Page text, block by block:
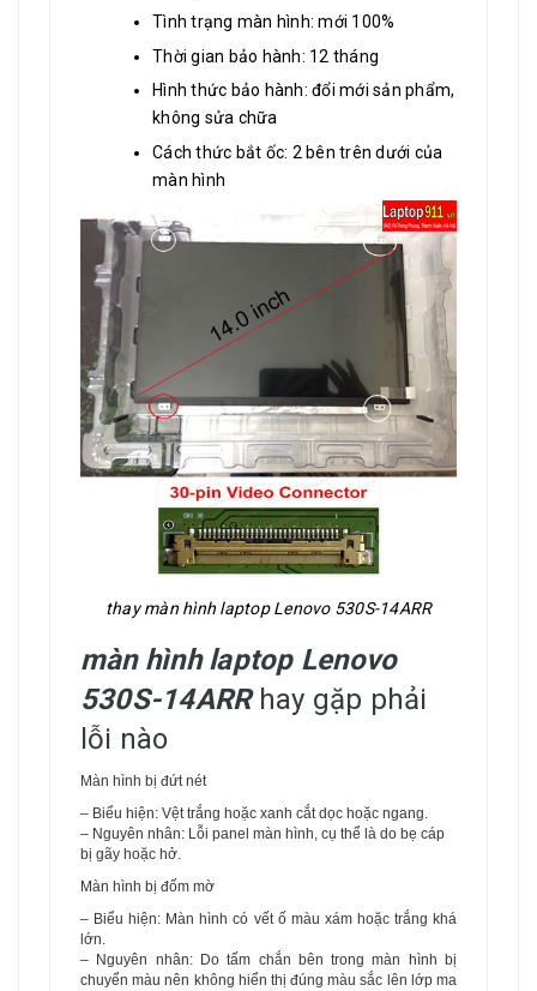
Tình trạng màn hình: mới 100%
Thời gian bảo hành: 12 tháng
Hình thức bảo hành: đổi mới sản phẩm,
không sửa chữa
Cách thức bắt ốc: 2 bên trên dưới của
màn hình
thay màn hình laptop Lenovo 530S-14ARR
màn hình laptop Lenovo
530S-14ARRhay gặp phải
lỗi nào
Màn hình bị đứt nét
– Biểu hiện: Vệt trắng hoặc xanh cắt dọc hoặc ngang.
– Nguyên nhân: Lỗi panel màn hình, cụ thể là do bẹ cáp
bị gãy hoặc hở.
Màn hình bị đốm mờ
– Biểu hiện: Màn hình có vết ố màu xám hoặc trắng khá
lớn.
– Nguyên nhân: Do tấm chắn bên trong màn hình bị
chuyển màu nên không hiển thị đúng màu sắc lên lớp ma